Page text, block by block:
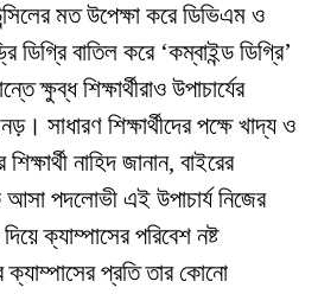
মত উপেক্ষা করে ডিভিএম ও
ডিগ্রি বাতিল করে ‘কম্বাইন্ড ডিগ্রি’
ক্ষুব্ধ শিক্ষার্থীরাও উপাচার্যের
সাধারণ শিক্ষার্থীদের পক্ষে খাদ্য ও
নাহিদ জানান, বাইরের
আসা পদলোভী এই উপাচার্য নিজের
ক্যাম্পাসের পরিবেশ নষ্ট
প্রতি তার কোনো